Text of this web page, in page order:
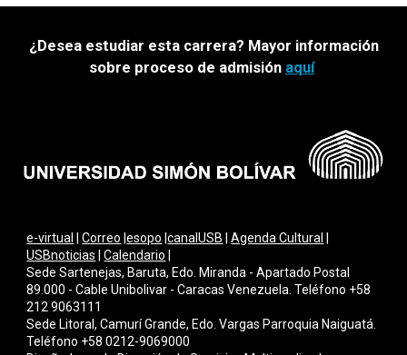
¿Desea estudiar esta carrera? Mayor información
sobre proceso de admisión aquí
e-virtual |Correo |esopo |canalUSB |Agenda Cultural
USBnoticias |Calendario
Sede Sartenejas, Baruta, Edo. Miranda - Apartado Postal
89.000 - Cable Unibolivar - Caracas Venezuela. Teléfono +58
212 9063111
Sede Litoral, Camurí Grande, Edo. Vargas Parroquia Naiguatá.
Teléfono +58 0212-9069000